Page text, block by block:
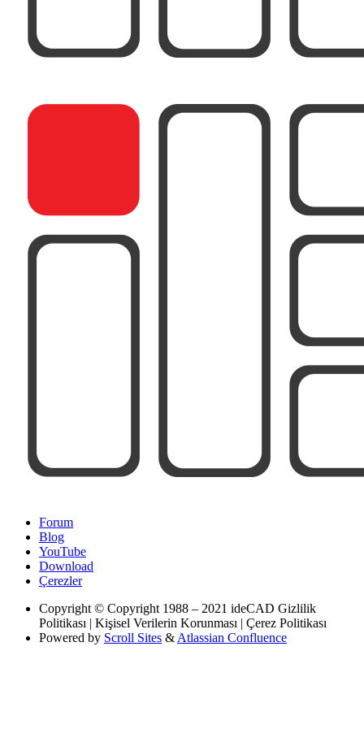
Forum
Blog
YouTube
Download
Çerezler
Copyright © Copyright 1988 – 2021 ideCAD Gizlilik
Politikası | Kişisel Verilerin Korunması | Çerez Politikası
Powered by Scroll Sites & Atlassian Confluence